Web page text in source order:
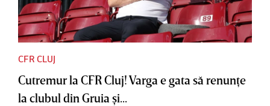
CFR CLUJ
Cutremur la CFR Cluj! Varga e gata să renunţe
la clubul din Gruia şi...